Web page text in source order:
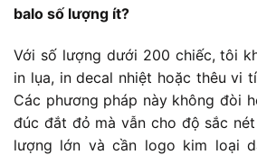
balo số lượng ít?
Với số lượng dưới 200 chiếc, tôi
in lụa, in decal nhiệt hoặc thêu vi
Các phương pháp này không đòi
đúc đắt đỏ mà vẫn cho độ sắc
lượng lớn và cần logo kim loại